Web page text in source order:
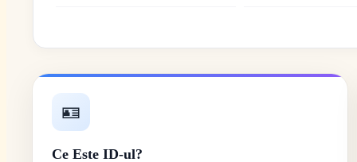
🪪
Ce Este ID-ul?